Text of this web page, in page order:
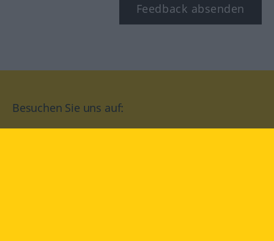
Feedback absenden
Besuchen Sie uns auf: